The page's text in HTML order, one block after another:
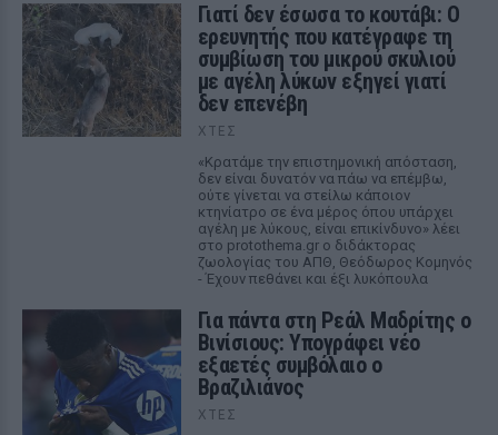
Γιατί δεν έσωσα το κουτάβι: Ο
ερευνητής που κατέγραφε τη
συμβίωση του μικρού σκυλιού
με αγέλη λύκων εξηγεί γιατί
δεν επενέβη
ΧΤΕΣ
«Κρατάμε την επιστημονική απόσταση,
δεν είναι δυνατόν να πάω να επέμβω,
ούτε γίνεται να στείλω κάποιον
κτηνίατρο σε ένα μέρος όπου υπάρχει
αγέλη με λύκους, είναι επικίνδυνο» λέει
στο protothema.gr ο διδάκτορας
ζωολογίας του ΑΠΘ, Θεόδωρος Κομηνός
- Έχουν πεθάνει και έξι λυκόπουλα
Για πάντα στη Ρεάλ Μαδρίτης ο
Βινίσιους: Υπογράφει νέο
εξαετές συμβόλαιο ο
Βραζιλιάνος
ΧΤΕΣ